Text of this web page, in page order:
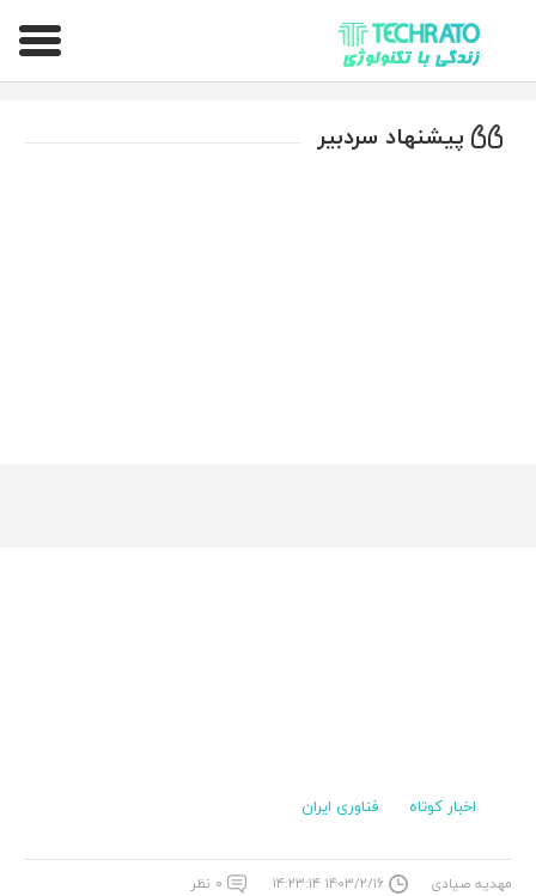
تکراتو – زندگی با تکنولوژی
پیشنهاد سردبیر
اخبار کوتاه فناوری ایران
مهدیه صیادی ۱۴۰۳/۲/۱۶ ۱۴:۲۳:۱۴ ۰ نظر